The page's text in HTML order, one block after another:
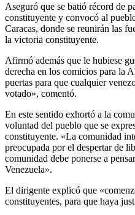
Aseguró que se batió récord de
constituyente y convocó al
Caracas, donde se reunirán las
la victoria constituyente.
Afirmó además que le hubiese
derecha en los comicios para la
puertas para que cualquier
votado», comentó.
En este sentido exhortó a la
voluntad del pueblo que se
constituyente. «La comunidad
preocupada por el despertar de
comunidad debe ponerse a
Venezuela».
El dirigente explicó que
constituyentes, para que haya